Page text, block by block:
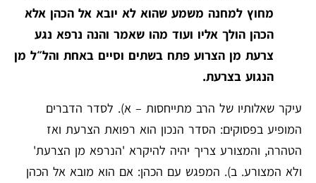
מחוץ למחנה משמע שהוא לא יובא אל הכהן אלא
הכהן הולך אליו ועוד מהו שאמר והנה נרפא נגע
צרעת מן הצרוע פתח בשתים וסיים באחת והל״ל מן
הנגוע בצרעת.
עיקר שאלותיו של הרב מתייחסות – א). לסדר הדברים
המופיע בפסוקים: הסדר הנכון הוא רפואת הצרעת ואז
הטהרה, והמצורע צריך יהיה להיקרא 'הנרפא מן הצרעת'
ולא המצורע. ב). המפגש עם הכהן: אם הוא מובא אל הכהן